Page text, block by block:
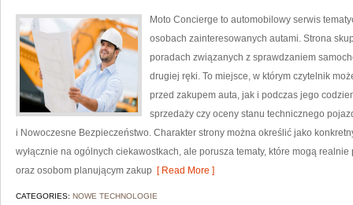
Moto Concierge to automobilowy serwis
osobach zainteresowanych autami. Strona
poradach związanych z sprawdzaniem
drugiej ręki. To miejsce, w którym czytelnik
przed zakupem auta, jak i podczas jego
sprzedaży czy oceny stanu technicznego
i Nowoczesne Bezpieczeństwo. Charakter strony można określić jako
wyłącznie na ogólnych ciekawostkach, ale porusza tematy, które mogą
oraz osobom planującym zakup [ Read More ]
CATEGORIES: NOWE TECHNOLOGIE